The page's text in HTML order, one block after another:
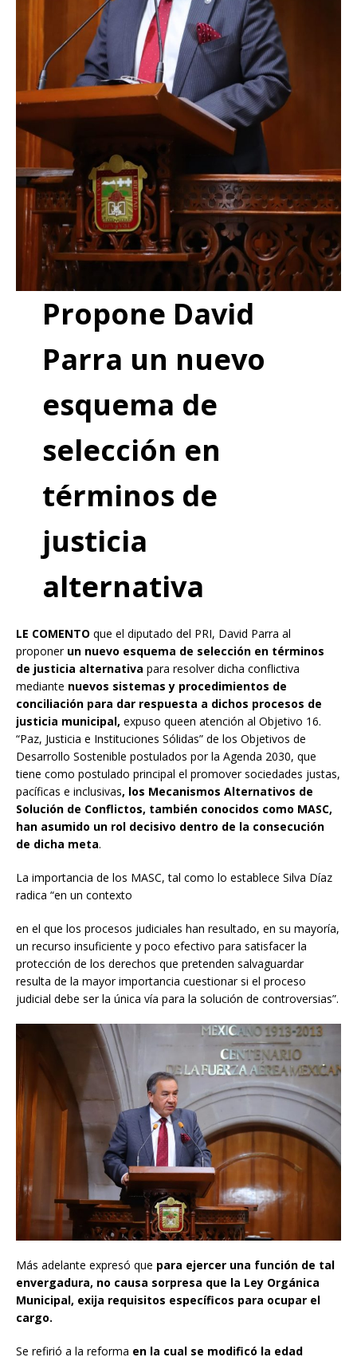
Propone David
Parra un nuevo
esquema de
selección en
términos de
justicia
alternativa
LE COMENTO que el diputado del PRI, David Parra al
proponer un nuevo esquema de selección en términos
de justicia alternativa para resolver dicha conflictiva
mediante nuevos sistemas y procedimientos de
conciliación para dar respuesta a dichos procesos de
justicia municipal, expuso queen atención al Objetivo 16.
“Paz, Justicia e Instituciones Sólidas” de los Objetivos de
Desarrollo Sostenible postulados por la Agenda 2030, que
tiene como postulado principal el promover sociedades justas,
pacíficas e inclusivas, los Mecanismos Alternativos de
Solución de Conflictos, también conocidos como MASC,
han asumido un rol decisivo dentro de la consecución
de dicha meta.
La importancia de los MASC, tal como lo establece Silva Díaz
radica “en un contexto
en el que los procesos judiciales han resultado, en su mayoría,
un recurso insuficiente y poco efectivo para satisfacer la
protección de los derechos que pretenden salvaguardar
resulta de la mayor importancia cuestionar si el proceso
judicial debe ser la única vía para la solución de controversias”.
Más adelante expresó que para ejercer una función de tal
envergadura, no causa sorpresa que la Ley Orgánica
Municipal, exija requisitos específicos para ocupar el
cargo.
Se refirió a la reforma en la cual se modificó la edad